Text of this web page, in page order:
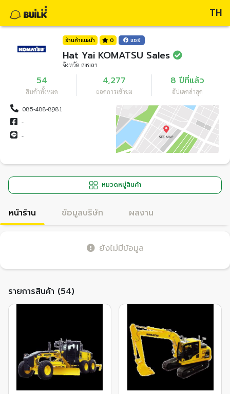
TH
ร้านค้าแนะนำ 0 แชร์
Hat Yai KOMATSU Sales
จังหวัด สงขลา
54
สินค้าทั้งหมด
4,277
ยอดการเข้าชม
8 ปีที่แล้ว
อัปเดตล่าสุด
085-488-8981
-
-
หมวดหมู่สินค้า
หน้าร้าน ข้อมูลบริษัท ผลงาน
ยังไม่มีข้อมูล
รายการสินค้า (54)